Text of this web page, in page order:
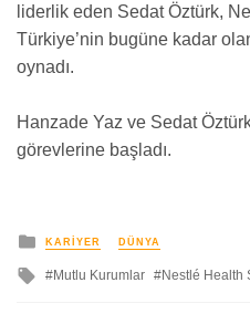
liderlik eden Sedat Öztürk,
Türkiye’nin bugüne kadar
oynadı.
Hanzade Yaz ve Sedat
görevlerine başladı.
yayınlanan
KARIYER DÜNYA
ileMutlu Kurumlar Nestlé Health